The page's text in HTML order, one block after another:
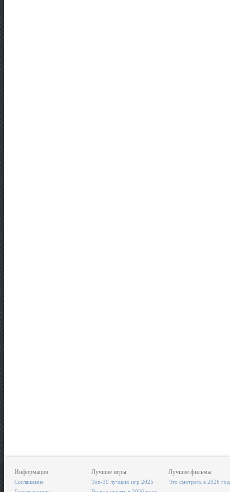
Информация
Соглашение
Лучшие игры
Топ-30 лучших игр 2025
Лучшие фильмы
Что смотреть в 2026